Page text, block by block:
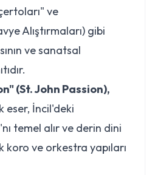
ve
Alıştırmaları) gibi
ve sanatsal
(St. John Passion),
eser, İncil'deki
temel alır ve derin dini
koro ve orkestra yapıları